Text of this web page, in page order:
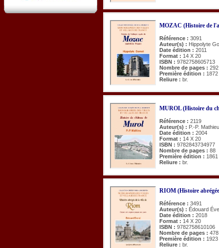
MOZAC (Histoire de
Référence : 3091
Auteur(s) : Hippolyte
Date édition : 2011
Format : 14 X 20
ISBN : 9782758605713
Nombre de pages : 292
Première édition : 1872
Reliure : br.
MUROL (Histoire du
Référence : 2119
Auteur(s) : P.-P. Mathieu
Date édition : 2004
Format : 14 X 20
ISBN : 9782843734977
Nombre de pages : 88
Première édition : 1861
Reliure : br.
RIOM (Histoire
Référence : 3491
Auteur(s) : Édouard
Date édition : 2018
Format : 14 X 20
ISBN : 9782758610106
Nombre de pages : 478
Première édition : 1923
Reliure : br.